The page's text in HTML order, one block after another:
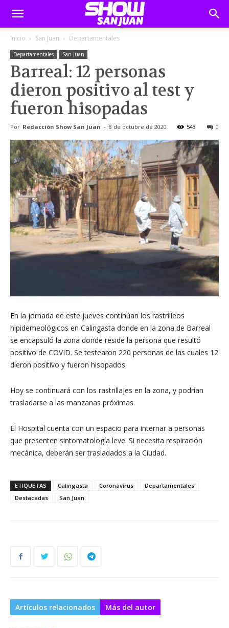
Inicio San Juan Departamentales
Departamentales San Juan
Barreal: 12 personas
dieron positivo al test y
fueron hisopadas
Por Redacción Show San Juan - 8 de octubre de 2020 0
543
En la jornada de este jueves continúan los rastrilleos
hipidemeológicos en Calingasta donde en la zona de Barreal
se encapsuló la zona donde reside la persona que resultó
positivo de COVID. Se testearon 220 personas de las cuales 12
dieron positivo y fueron hisopados.
Hoy se continuará con los rastrillajes en la zona, y podrían
trasladarse a las manzanas próximas.
El Hospital cuenta con un espacio para internar a personas
que presenten sintomatología leve. Si necesita respiración
mecánica, deberán ser trasladados a la Ciudad.
ETIQUETAS Calingasta Coronavirus
Departamentales
Destacadas
San Juan
Artículos relacionados Más del autor